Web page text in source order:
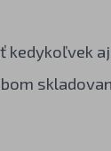
kedykoľvek